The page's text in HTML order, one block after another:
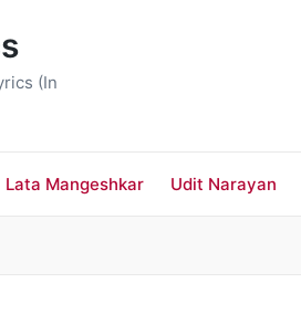
(In
Lata Mangeshkar Udit Narayan